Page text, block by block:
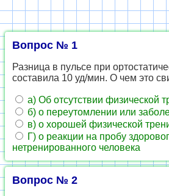
Вопрос № 1
Разница в пульсе при
составила 10 уд/мин. О чем это
а) Об отсутствии физической
б) о переутомлении или
в) о хорошей физической
Г) о реакции на пробу
нетренированного человека
Вопрос № 2